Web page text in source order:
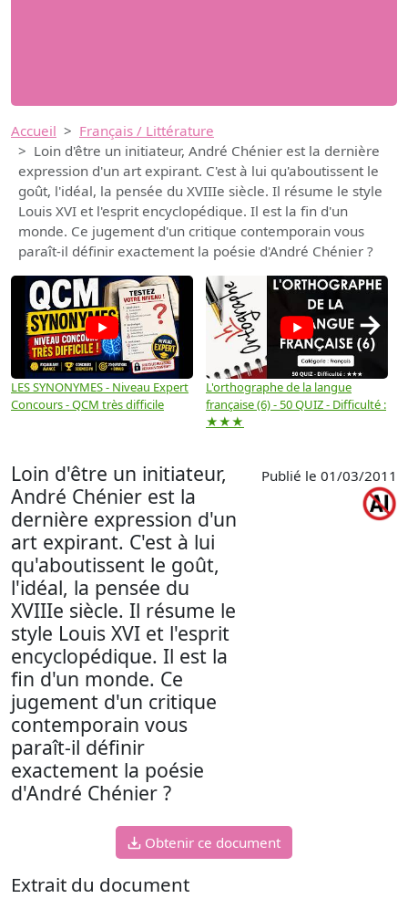
Accueil
Français / Littérature
Loin d'être un initiateur, André Chénier est la dernière
expression d'un art expirant. C'est à lui qu'aboutissent le
goût, l'idéal, la pensée du XVIIIe siècle. Il résume le style
Louis XVI et l'esprit encyclopédique. Il est la fin d'un
monde. Ce jugement d'un critique contemporain vous
paraît-il définir exactement la poésie d'André Chénier ?
LES SYNONYMES - Niveau Expert
Concours - QCM très difficile
L'orthographe de la langue
française (6) - 50 QUIZ - Difficulté :
★★★
→
Loin d'être un initiateur,
André Chénier est la
dernière expression d'un
art expirant. C'est à lui
qu'aboutissent le goût,
l'idéal, la pensée du
XVIIIe siècle. Il résume le
style Louis XVI et l'esprit
encyclopédique. Il est la
fin d'un monde. Ce
jugement d'un critique
contemporain vous
paraît-il définir
exactement la poésie
d'André Chénier ?
Publié le 01/03/2011
Obtenir ce document
Extrait du document